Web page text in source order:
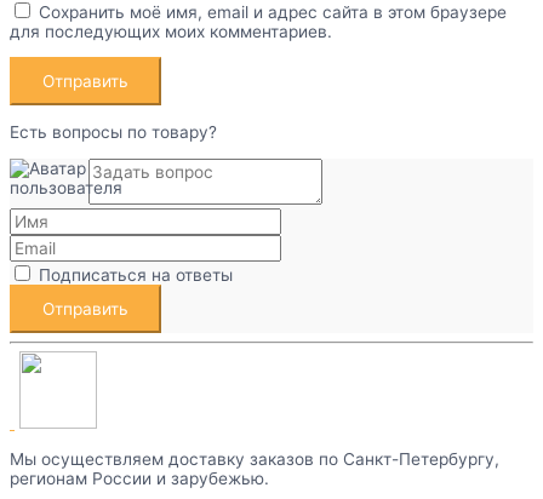
Сохранить моё имя, email и адрес сайта в этом браузере
для последующих моих комментариев.
Есть вопросы по товару?
Подписаться на ответы
Мы осуществляем доставку заказов по Санкт-Петербургу,
регионам России и зарубежью.